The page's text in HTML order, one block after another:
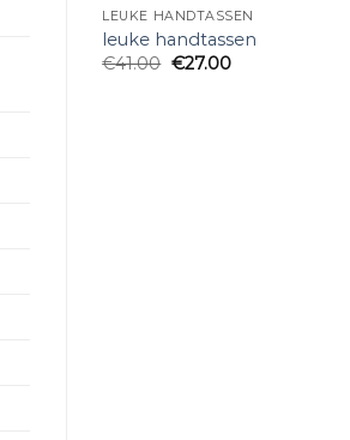
LEUKE HANDTASSEN
leuke handtassen
€41.00 €27.00